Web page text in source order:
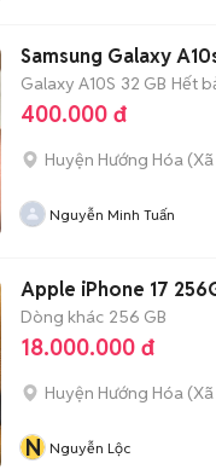
Samsung Galaxy
Galaxy A10S 32 GB Hết
400.000 đ
Huyện Hướng Hóa (
Nguyễn Minh Tuấn
Apple iPhone 17
Dòng khác 256 GB
18.000.000 đ
Huyện Hướng Hóa (
N Nguyễn Lộc